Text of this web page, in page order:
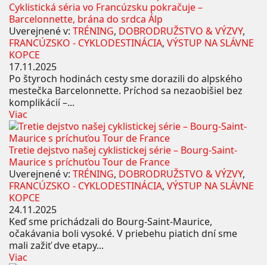
Cyklistická séria vo Francúzsku pokračuje –
Barcelonnette, brána do srdca Álp
Uverejnené v: TRÉNING, DOBRODRUŽSTVO & VÝZVY,
FRANCÚZSKO - CYKLODESTINÁCIA, VÝSTUP NA SLÁVNE
KOPCE
17.11.2025
Po štyroch hodinách cesty sme dorazili do alpského
mestečka Barcelonnette. Príchod sa nezaobišiel bez
komplikácií –...
Viac
Tretie dejstvo našej cyklistickej série – Bourg-Saint-
Maurice s príchuťou Tour de France
Uverejnené v: TRÉNING, DOBRODRUŽSTVO & VÝZVY,
FRANCÚZSKO - CYKLODESTINÁCIA, VÝSTUP NA SLÁVNE
KOPCE
24.11.2025
Keď sme prichádzali do Bourg-Saint-Maurice,
očakávania boli vysoké. V priebehu piatich dní sme
mali zažiť dve etapy...
Viac